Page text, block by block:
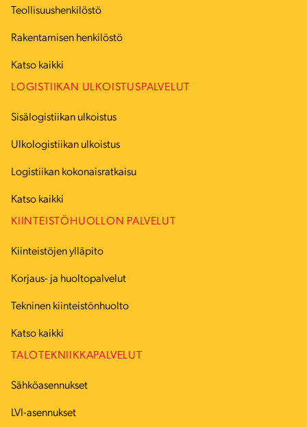
Teollisuushenkilöstö
Rakentamisen henkilöstö
Katso kaikki
LOGISTIIKAN ULKOISTUSPALVELUT
Sisälogistiikan ulkoistus
Ulkologistiikan ulkoistus
Logistiikan kokonaisratkaisu
Katso kaikki
KIINTEISTÖHUOLLON PALVELUT
Kiinteistöjen ylläpito
Korjaus- ja huoltopalvelut
Tekninen kiinteistönhuolto
Katso kaikki
TALOTEKNIIKKAPALVELUT
Sähköasennukset
LVI-asennukset